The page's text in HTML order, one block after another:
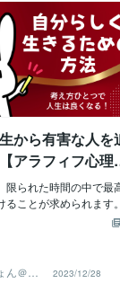
ていれば解決できたかと
ありません。100％食い
きないと言い切れます
に死を選ぶ人には相談
は頭に浮かばないはず
私も人生で唯一、自殺
た瞬間があったことを
れは前の職場でトコト
た時期の最後の方でし
自分を振り返ってみる
！！！メジャー級のパニ
、【≪ソリッドシチュエ
ー≫】で世へ爆発的大
出した、≫【映画「ＳＡ
をご存知でしょう
】
・・・・・・・・・
。、。「｛※：あ、シャ
、ｗ【※そう！！☆あの
ゃんで有名なあの映画
・・・・・・・・・
この映画は過去シリー
て！！そんなこの映画は
ァイナル》」として、
オフ版》」として、≪
から有害な人を
アラフィフ心理
「うさぴょん」
話相談】
限られた時間の中で最
ることが求められます
我々の周りには有害な
があります。ここでは、
人を追い出すための一
について考えてみましょ
＠癒
フィフ
2023/12/28